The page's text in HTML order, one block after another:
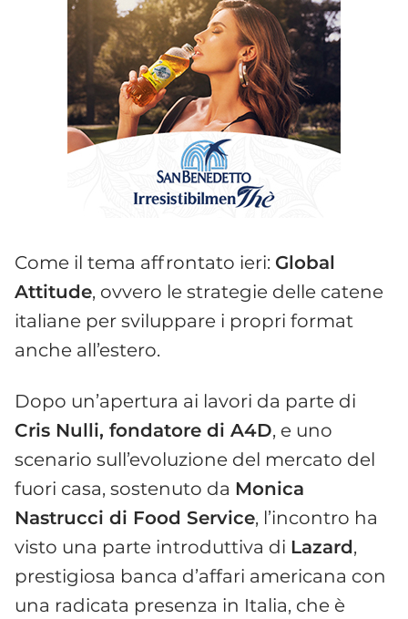
Come il tema affrontato ieri: Global
Attitude, ovvero le strategie delle catene
italiane per sviluppare i propri format
anche all’estero.
Dopo un’apertura ai lavori da parte di
Cris Nulli, fondatore di A4D, e uno
scenario sull’evoluzione del mercato del
fuori casa, sostenuto da Monica
Nastrucci di Food Service, l’incontro ha
visto una parte introduttiva di Lazard,
prestigiosa banca d’affari americana con
una radicata presenza in Italia, che è